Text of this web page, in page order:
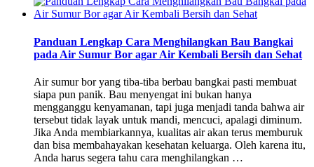
Panduan Lengkap Cara Menghilangkan Bau Bangkai
pada Air Sumur Bor agar Air Kembali Bersih dan Sehat
Air sumur bor yang tiba-tiba berbau bangkai pasti membuat
siapa pun panik. Bau menyengat ini bukan hanya
mengganggu kenyamanan, tapi juga menjadi tanda bahwa air
tersebut tidak layak untuk mandi, mencuci, apalagi diminum.
Jika Anda membiarkannya, kualitas air akan terus memburuk
dan bisa membahayakan kesehatan keluarga. Oleh karena itu,
Anda harus segera tahu cara menghilangkan …